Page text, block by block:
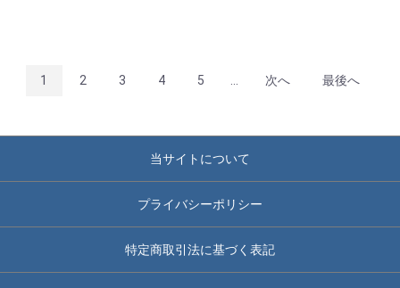
1 2 3 4 5 ... 次へ 最後へ
当サイトについて
プライバシーポリシー
特定商取引法に基づく表記